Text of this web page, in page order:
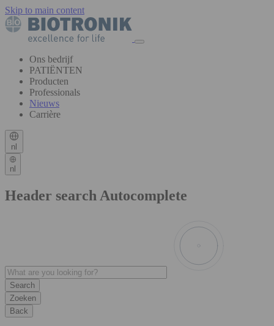
Skip to main content
Ons bedrijf
PATIËNTEN
Producten
Professionals
Nieuws
Carrière
nl
nl
Header search Autocomplete
Zoeken
Back